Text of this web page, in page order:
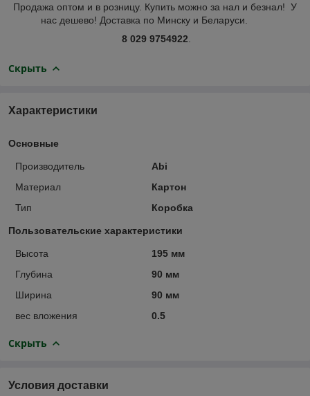
Продажа оптом и в розницу. Купить можно за нал и безнал! У
нас дешево! Доставка по Минску и Беларуси.
8 029 9754922
Скрыть
Характеристики
Основные
Производитель
Abi
Материал
Картон
Тип
Коробка
Пользовательские характеристики
Высота
195 мм
Глубина
90 мм
Ширина
90 мм
вес вложения
0.5
Скрыть
Условия доставки